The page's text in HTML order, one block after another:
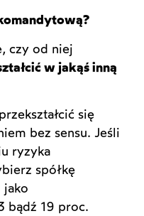
czy od niej
w jakąś inną
się
bez sensu. Jeśli
ryzyka
spółkę
jako
bądź 19 proc.